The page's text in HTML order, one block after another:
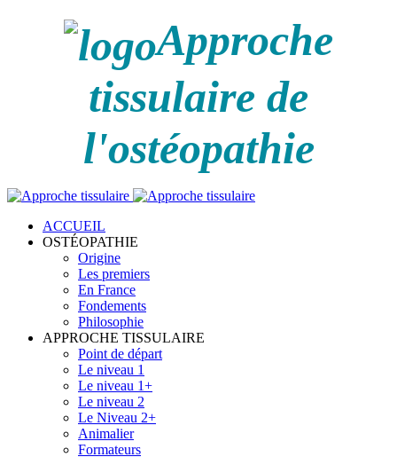
Approche
tissulaire de
l'ostéopathie
ACCUEIL
OSTÉOPATHIE
Origine
Les premiers
En France
Fondements
Philosophie
APPROCHE TISSULAIRE
Point de départ
Le niveau 1
Le niveau 1+
Le niveau 2
Le Niveau 2+
Animalier
Formateurs